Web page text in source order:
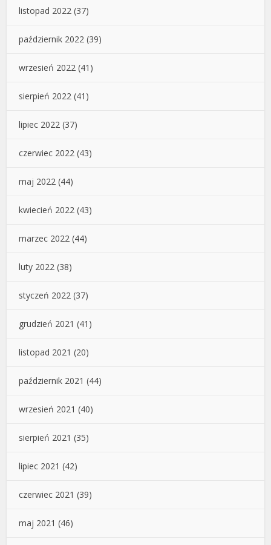
listopad 2022 (37)
październik 2022 (39)
wrzesień 2022 (41)
sierpień 2022 (41)
lipiec 2022 (37)
czerwiec 2022 (43)
maj 2022 (44)
kwiecień 2022 (43)
marzec 2022 (44)
luty 2022 (38)
styczeń 2022 (37)
grudzień 2021 (41)
listopad 2021 (20)
październik 2021 (44)
wrzesień 2021 (40)
sierpień 2021 (35)
lipiec 2021 (42)
czerwiec 2021 (39)
maj 2021 (46)